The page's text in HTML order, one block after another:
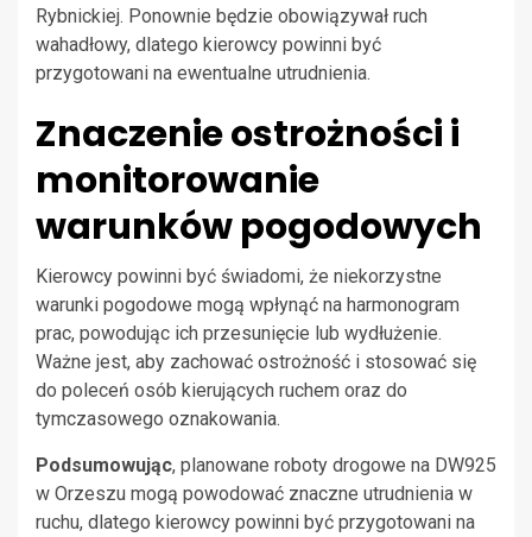
Rybnickiej. Ponownie będzie obowiązywał ruch
wahadłowy, dlatego kierowcy powinni być
przygotowani na ewentualne utrudnienia.
Znaczenie ostrożności i
monitorowanie
warunków pogodowych
Kierowcy powinni być świadomi, że niekorzystne
warunki pogodowe mogą wpłynąć na harmonogram
prac, powodując ich przesunięcie lub wydłużenie.
Ważne jest, aby zachować ostrożność i stosować się
do poleceń osób kierujących ruchem oraz do
tymczasowego oznakowania.
Podsumowując, planowane roboty drogowe na DW925
w Orzeszu mogą powodować znaczne utrudnienia w
ruchu, dlatego kierowcy powinni być przygotowani na